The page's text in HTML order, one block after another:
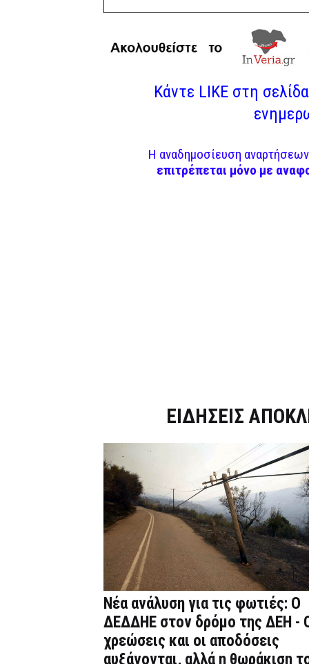
Κάντε LIKE στη
Η αναδημοσίευση
επιτρέπεται μόνο με
ΕΙΔΗΣΕΙΣ
Νέα ανάλυση για τις φωτιές: Ο
ΔΕΔΔΗΕ στον δρόμο της ΔΕΗ -
χρεώσεις και οι αποδόσεις
αυξάνονται, αλλά η θωράκιση